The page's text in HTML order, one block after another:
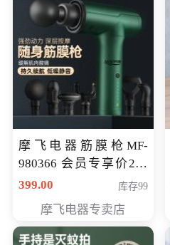
摩飞电器筋膜枪MF-
980366 会员专享价299
元
399.00 库存99
摩飞电器专卖店